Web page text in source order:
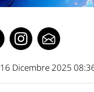
16 Dicembre 2025